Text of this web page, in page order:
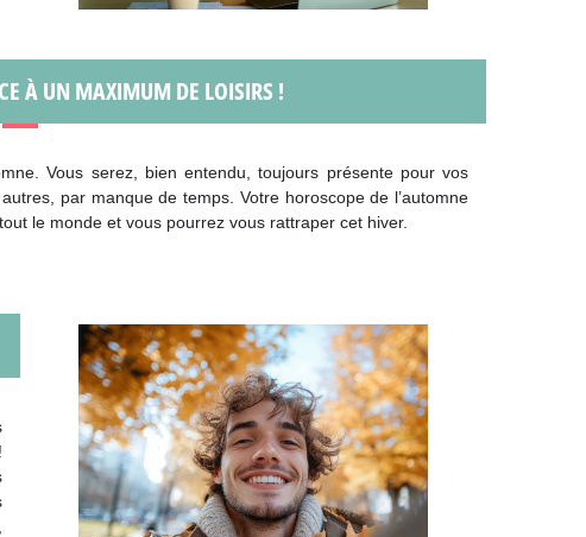
À UN MAXIMUM DE LOISIRS !
Vous serez, bien entendu, toujours présente pour vos
par manque de temps. Votre horoscope de l’automne
le monde et vous pourrez vous rattraper cet hiver.